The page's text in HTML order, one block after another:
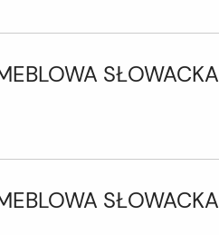
SŁOWACKA
SŁOWACKA